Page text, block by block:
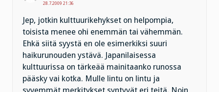
28.7.2009 21:36
Jep, jotkin kulttuurikehykset on helpompia,
toisista menee ohi enemmän tai vähemmän.
Ehkä siitä syystä en ole esimerkiksi suuri
haikurunouden ystävä. Japanilaisessa
kulttuurissa on tärkeää mainitaanko runossa
pääsky vai kotka. Mulle lintu on lintu ja